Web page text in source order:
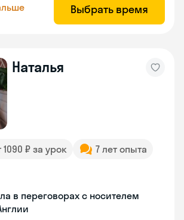
Выбрать время
Наталья
1090 ₽ за урок
7 лет опыта
в переговорах с носителем